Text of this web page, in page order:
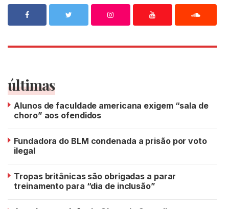
últimas
Alunos de faculdade americana exigem “sala de
choro” aos ofendidos
Fundadora do BLM condenada a prisão por voto
ilegal
Tropas britânicas são obrigadas a parar
treinamento para “dia de inclusão”